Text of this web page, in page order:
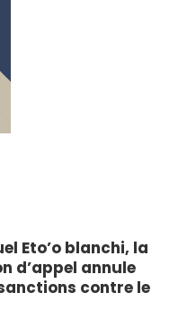
Eto’o blanchi, la
d’appel annule
contre le